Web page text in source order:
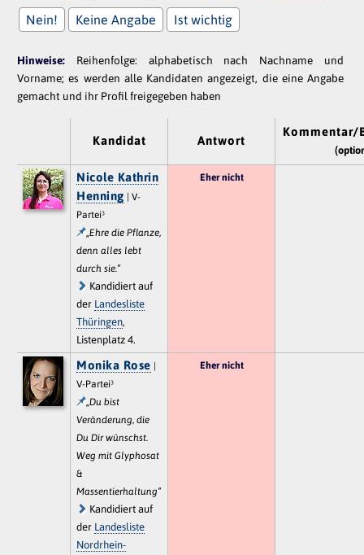
Nein! Keine Angabe Ist wichtig
Hinweise: Reihenfolge: alphabetisch nach Nachname und
Vorname; es werden alle Kandidaten angezeigt, die eine Angabe
gemacht und ihr Profil freigegeben haben
Kandidat Antwort
Kommentar/
Nicole Kathrin
Henning | V-
Partei³
„Ehre die Pflanze,
denn alles lebt
durch sie.“
Kandidiert auf
der Landesliste
Thüringen,
Listenplatz 4.
Eher nicht
Monika Rose |
V-Partei³
„Du bist
Veränderung, die
Du Dir wünschst.
Weg mit Glyphosat
&
Massentierhaltung“
Kandidiert auf
der Landesliste
Nordrhein-
Eher nicht